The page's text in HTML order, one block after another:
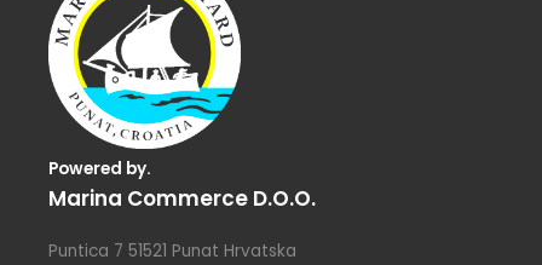
Powered by.
Marina Commerce D.o.o.
Puntica 7 51521 Punat Hrvatska